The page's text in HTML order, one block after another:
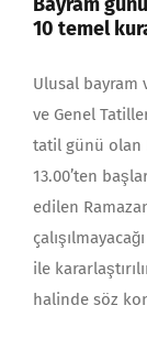
Bayram
10 temel
Ulusal bayram
ve Genel
tatil günü olan
13.00’ten
edilen
ile
halinde söz